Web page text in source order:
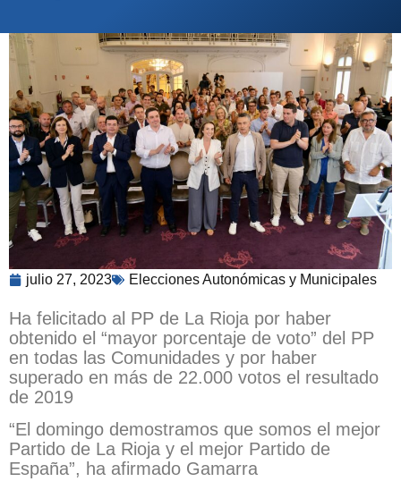
julio 27, 2023 Elecciones Autonómicas y Municipales
Ha felicitado al PP de La Rioja por haber
obtenido el “mayor porcentaje de voto” del PP
en todas las Comunidades y por haber
superado en más de 22.000 votos el resultado
de 2019
“El domingo demostramos que somos el mejor
Partido de La Rioja y el mejor Partido de
España”, ha afirmado Gamarra